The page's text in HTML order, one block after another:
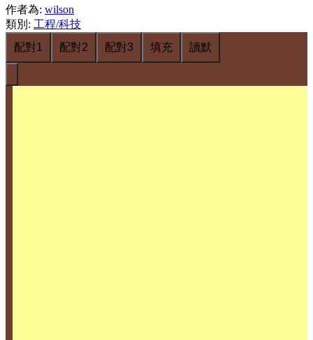
作者為: wilson
類別 : 工程/科技
配對1
配對2 配對3 填充 讀默